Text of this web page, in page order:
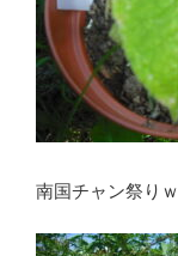
南国チャン祭りｗ